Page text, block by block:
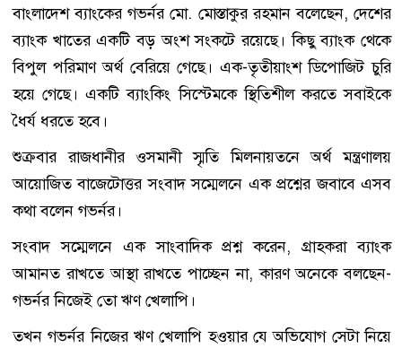
বাংলাদেশ ব্যাংকের গভর্নর মো. মোস্তাকুর রহমান বলেছেন, দেশের
ব্যাংক খাতের একটি বড় অংশ সংকটে রয়েছে। কিছু ব্যাংক থেকে
বিপুল পরিমাণ অর্থ বেরিয়ে গেছে। এক-তৃতীয়াংশ ডিপোজিট চুরি
হয়ে গেছে। একটি ব্যাংকিং সিস্টেমকে স্থিতিশীল করতে সবাইকে
ধৈর্য ধরতে হবে।
শুক্রবার রাজধানীর ওসমানী স্মৃতি মিলনায়তনে অর্থ মন্ত্রণালয়
আয়োজিত বাজেটোত্তর সংবাদ সম্মেলনে এক প্রশ্নের জবাবে এসব
কথা বলেন গভর্নর।
সংবাদ সম্মেলনে এক সাংবাদিক প্রশ্ন করেন, গ্রাহকরা ব্যাংক
আমানত রাখতে আস্থা রাখতে পাচ্ছেন না, কারণ অনেকে বলছেন-
গভর্নর নিজেই তো ঋণ খেলাপি।
তখন গভর্নর নিজের ঋণ খেলাপি হওয়ার যে অভিযোগ সেটা নিয়ে